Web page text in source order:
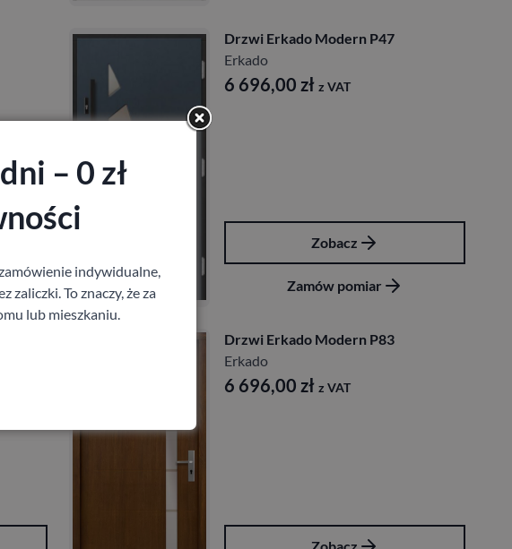
Drzwi Erkado Modern P47
Erkado
6 696,00 zł z VAT
Zobacz
Zamów pomiar
Drzwi Erkado Modern P83
Erkado
6 696,00 zł z VAT
Zobacz
– 0 zł
indywidualne,
To znaczy, że za
lub mieszkaniu.